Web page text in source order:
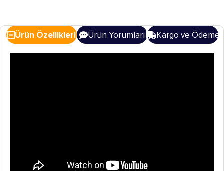
Ürün Özellikleri Ürün Yorumları Kargo ve Ödeme